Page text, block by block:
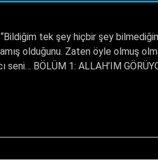
tek şey hiçbir şey
olduğunu. Zaten öyle olmuş
BÖLÜM 1: ALLAH’IM